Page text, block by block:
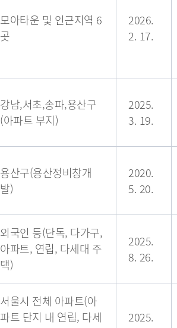
모아타운 및 인근지역 6
곳
2026.
2. 17.
강남,서초,송파,용산구
(아파트 부지)
2025.
3. 19.
용산구(용산정비창개
발)
2020.
5. 20.
외국인 등(단독, 다가구,
아파트, 연립, 다세대 주
택)
2025.
8. 26.
서울시 전체 아파트(아
파트 단지 내 연립, 다세
2025.